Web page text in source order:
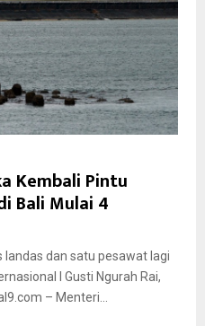
Kembali Pintu
Bali Mulai 4
dan satu pesawat lagi
I Gusti Ngurah Rai,
– Menteri...